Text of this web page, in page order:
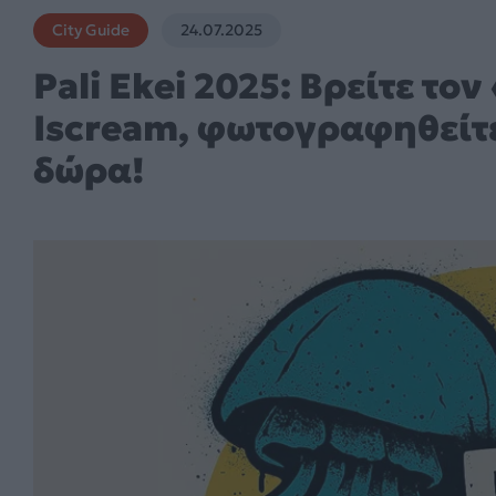
City Guide 24.07.2025
Pali Ekei 2025: Βρείτε
Iscream,
δώρα!